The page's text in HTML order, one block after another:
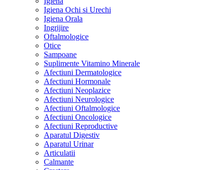
Igiena Ochi si Urechi
Igiena Orala
Ingrijire
Oftalmologice
Otice
Sampoane
Suplimente Vitamino Minerale
Afectiuni Dermatologice
Afectiuni Hormonale
Afectiuni Neoplazice
Afectiuni Neurologice
Afectiuni Oftalmologice
Afectiuni Oncologice
Afectiuni Reproductive
Aparatul Digestiv
Aparatul Urinar
Articulatii
Calmante